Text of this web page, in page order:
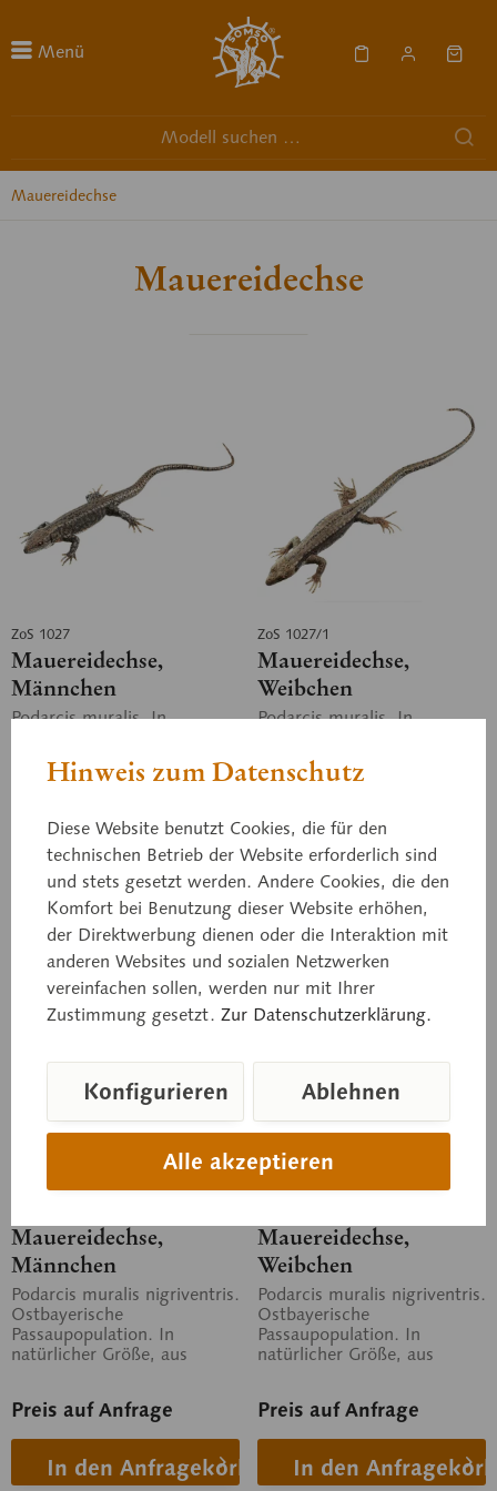
Menü
Mauereidechse
Mauereidechse
ZoS 1027
Mauereidechse,
Männchen
Podarcis muralis. In
SOMSO-Plast®. Nach
Studiendirektor Christian
Beschreibung auf grünen...
Preis auf Anfrage
In den Anfragekorb
Merken
ZoS 1027/1
Mauereidechse,
Weibchen
Podarcis muralis. In
SOMSO-Plast®. Nach
Studiendirektor Christian
Beschreibung auf grünen...
Preis auf Anfrage
In den Anfragekorb
Merken
Mauereidechse,
Männchen
Podarcis muralis nigriventris.
Ostbayerische
Passaupopulation. In
natürlicher Größe, aus
Preis auf Anfrage
In den Anfragekorb
Mauereidechse,
Weibchen
Podarcis muralis nigriventris.
Ostbayerische
Passaupopulation. In
natürlicher Größe, aus
Preis auf Anfrage
In den Anfragekorb
Hinweis zum Datenschutz
Diese Website benutzt Cookies, die für den
technischen Betrieb der Website erforderlich sind
und stets gesetzt werden. Andere Cookies, die den
Komfort bei Benutzung dieser Website erhöhen,
der Direktwerbung dienen oder die Interaktion mit
anderen Websites und sozialen Netzwerken
vereinfachen sollen, werden nur mit Ihrer
Zustimmung gesetzt. Zur Datenschutzerklärung.
Alle akzeptieren
Konfigurieren Ablehnen